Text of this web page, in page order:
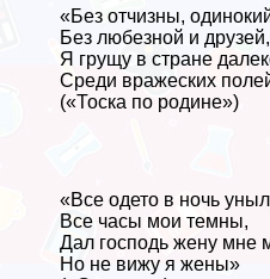
«Без отчизны,
Без любезной и друзей,
Я грущу в стране
Среди вражеских
(«Тоска по родине»)
«Все одето в ночь
Все часы мои темны,
Дал господь жену мне
Но не вижу я жены»